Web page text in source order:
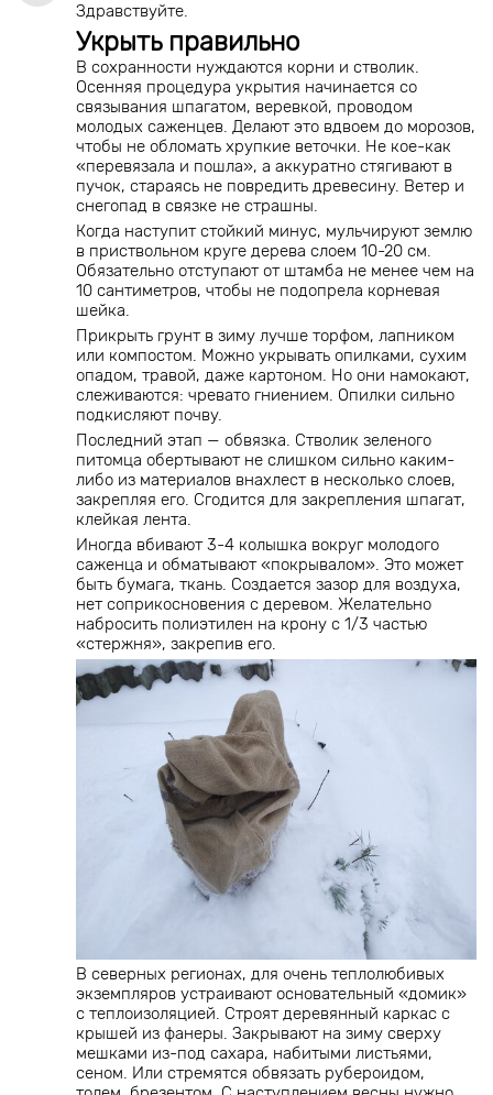
Здравствуйте.
Укрыть правильно
В сохранности нуждаются корни и стволик.
Осенняя процедура укрытия начинается со
связывания шпагатом, веревкой, проводом
молодых саженцев. Делают это вдвоем до морозов,
чтобы не обломать хрупкие веточки. Не кое-как
«перевязала и пошла», а аккуратно стягивают в
пучок, стараясь не повредить древесину. Ветер и
снегопад в связке не страшны.
Когда наступит стойкий минус, мульчируют землю
в приствольном круге дерева слоем 10-20 см.
Обязательно отступают от штамба не менее чем на
10 сантиметров, чтобы не подопрела корневая
шейка.
Прикрыть грунт в зиму лучше торфом, лапником
или компостом. Можно укрывать опилками, сухим
опадом, травой, даже картоном. Но они намокают,
слеживаются: чревато гниением. Опилки сильно
подкисляют почву.
Последний этап — обвязка. Стволик зеленого
питомца обертывают не слишком сильно каким-
либо из материалов внахлест в несколько слоев,
закрепляя его. Сгодится для закрепления шпагат,
клейкая лента.
Иногда вбивают 3-4 колышка вокруг молодого
саженца и обматывают «покрывалом». Это может
быть бумага, ткань. Создается зазор для воздуха,
нет соприкосновения с деревом. Желательно
набросить полиэтилен на крону с 1/3 частью
«стержня», закрепив его.
В северных регионах, для очень теплолюбивых
экземпляров устраивают основательный «домик»
с теплоизоляцией. Строят деревянный каркас с
крышей из фанеры. Закрывают на зиму сверху
мешками из-под сахара, набитыми листьями,
сеном. Или стремятся обвязать рубероидом,